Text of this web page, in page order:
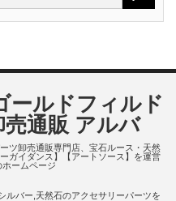
ールドフィルド
通販 アルバ
ツ卸売通販専門店、宝石ルース・天然
ガイダンス】【アートソース】を運営
ームページ
ルバー,天然石のアクセサリーパーツを